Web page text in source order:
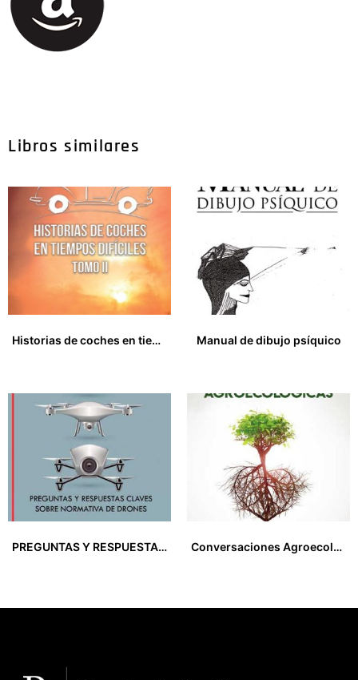
Libros similares
Historias de coches en tiempos difíciles. Tomo II
Manual de dibujo psíquico
PREGUNTAS Y RESPUESTAS CLAVE SOBRE NORMATIVA DE DRONES. Soluciones para implementar el RD 1036/2017
Conversaciones Agroecológicas. Voces contra un sistema agroalimentario mundial que está devorando el planeta